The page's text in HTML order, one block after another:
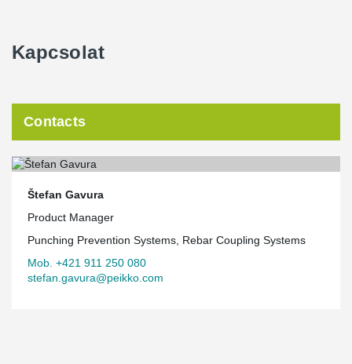
Kapcsolat
Contacts
Štefan Gavura
Product Manager
Punching Prevention Systems, Rebar Coupling Systems
Mob. +421 911 250 080
stefan.gavura@peikko.com